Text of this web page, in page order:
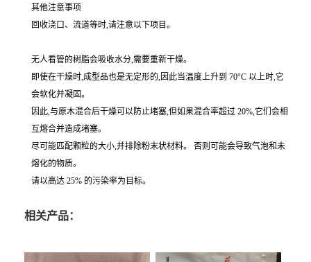
其他注意事项
回收浇口、流道等时,请注意以下项目。
无人看管的树脂会吸收水分,需要重新干燥。
即使在干燥时,成型品也是无定形的,因此当温度上升到 70°C 以上时,它
会软化并凝固。
因此,与原木混合后干燥可以防止堵塞,但如果混合率超过 20%,它们会相
互熔合并造成堵塞。
尽可能匹配颗粒的大小,并排除粉末状材料。 否则可能会导致气泡和未
熔化的物质。
请以高达 25% 的污染率为目标。
相关产品：